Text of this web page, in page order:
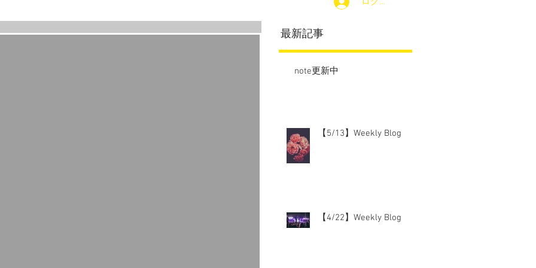
最新記事
note更新中
【5/13】Weekly Blog
【4/22】Weekly Blog